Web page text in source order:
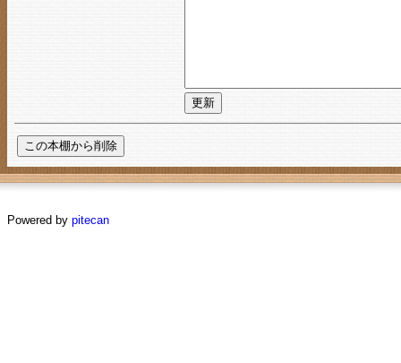
Powered by pitecan